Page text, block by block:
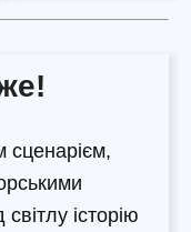
сценарієм,
історію